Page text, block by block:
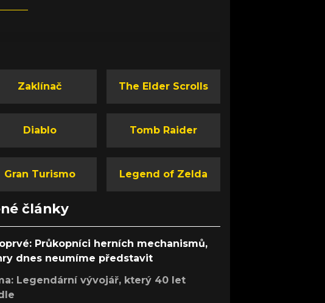
Zaklínač The Elder Scrolls
Diablo Tomb Raider
Gran Turismo Legend of Zelda
články
Průkopníci herních mechanismů,
dnes neumíme představit
Legendární vývojář, který 40 let